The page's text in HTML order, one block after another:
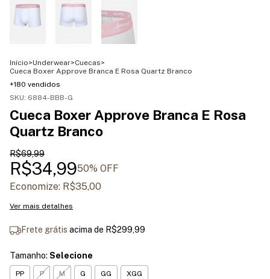
Início>Underwear>Cuecas>
Cueca Boxer Approve Branca E Rosa Quartz Branco
+180 vendidos
SKU: 6884-BBB-G
Cueca Boxer Approve Branca E Rosa
Quartz Branco
R$69,99
R$34,9950% OFF
Economize: R$35,00
Ver mais detalhes
Frete grátis acima de R$299,99
Tamanho: Selecione
PP P M G GG XGG